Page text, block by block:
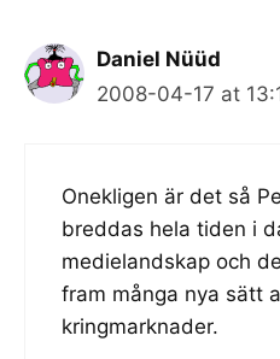
Daniel Nüüd
2008-04-17 at
Onekligen är det så
breddas hela tiden i
medielandskap och
fram många nya sätt
kringmarknader.